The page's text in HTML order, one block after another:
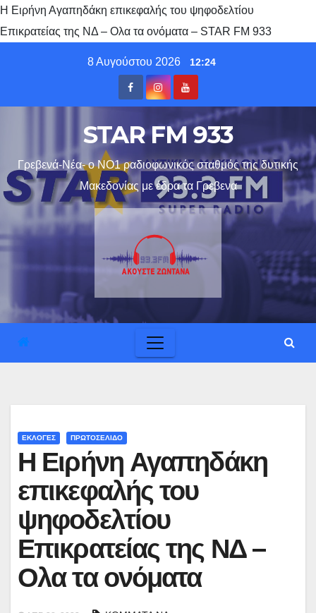
Η Ειρήνη Αγαπηδάκη επικεφαλής του ψηφοδελτίου
Επικρατείας της ΝΔ – Ολα τα ονόματα – STAR FM 933
8 Αυγούστου 2026 12:24
STAR FM 933
Γρεβενά-Νέα- ο ΝΟ1 ραδιοφωνικός σταθμός της δυτικής
Μακεδονίας με έδρα τα Γρεβενα
ΕΚΛΟΓΕΣ ΠΡΩΤΟΣΕΛΙΔΟ
Η Ειρήνη Αγαπηδάκη
επικεφαλής του
ψηφοδελτίου
Επικρατείας της ΝΔ –
Ολα τα ονόματα